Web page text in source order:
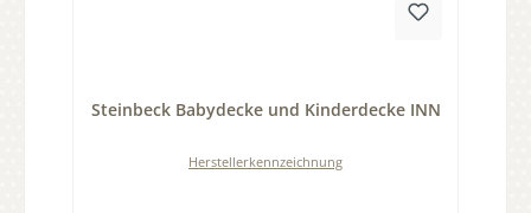
Steinbeck Babydecke und Kinderdecke INN
Herstellerkennzeichnung